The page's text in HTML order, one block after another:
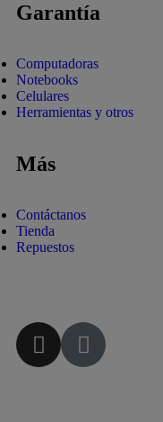
Garantía
Computadoras
Notebooks
Celulares
Herramientas y otros
Más
Contáctanos
Tienda
Repuestos